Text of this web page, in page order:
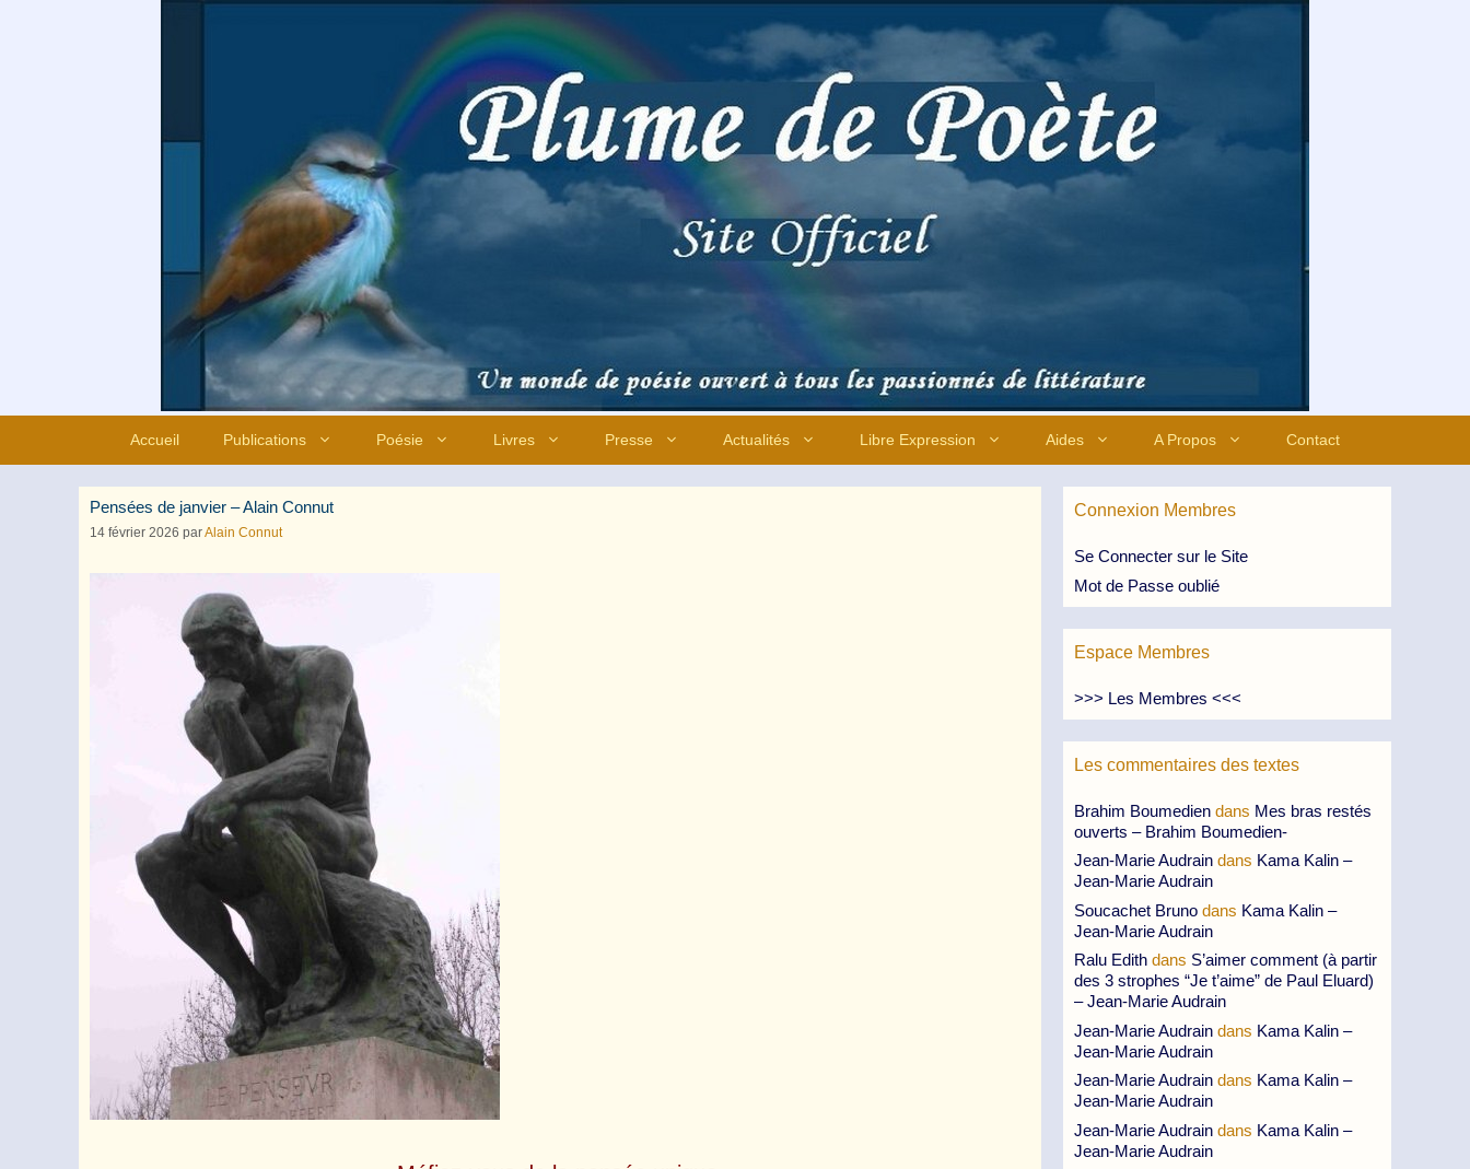
Accueil Publications Poésie Livres Presse Actualités Libre Expression Aides A Propos Contact
Pensées de janvier – Alain Connut
14 février 2026 parAlain Connut
Connexion Membres
Se Connecter sur le Site
Mot de Passe oublié
Espace Membres
>>> Les Membres <<<
Les commentaires des textes
Brahim Boumedien dans Mes bras restés
ouverts – Brahim Boumedien-
Jean-Marie Audrain dans Kama Kalin –
Jean-Marie Audrain
Soucachet Bruno dans Kama Kalin –
Jean-Marie Audrain
Ralu Edith dans S’aimer comment (à partir
des 3 strophes “Je t’aime” de Paul Eluard)
– Jean-Marie Audrain
Jean-Marie Audrain dans Kama Kalin –
Jean-Marie Audrain
Jean-Marie Audrain dans Kama Kalin –
Jean-Marie Audrain
Jean-Marie Audrain dans Kama Kalin –
Jean-Marie Audrain